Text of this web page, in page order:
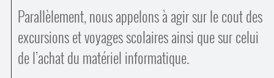
Parallèlement, nous appelons à agir sur le cout des
excursions et voyages scolaires ainsi que sur celui
de l’achat du matériel informatique.